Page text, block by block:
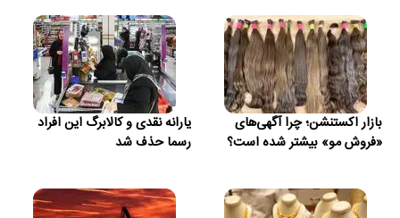
بازار اکستنشن؛ چرا آگهی‌های
«فروش مو» بیشتر شده است؟
یارانه نقدی و کالابرگ این افراد
رسما حذف شد